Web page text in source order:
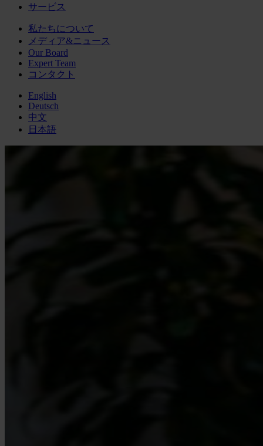
サービス
私たちについて
メディア&ニュース
Our Board
Expert Team
コンタクト
English
Deutsch
中文
日本語